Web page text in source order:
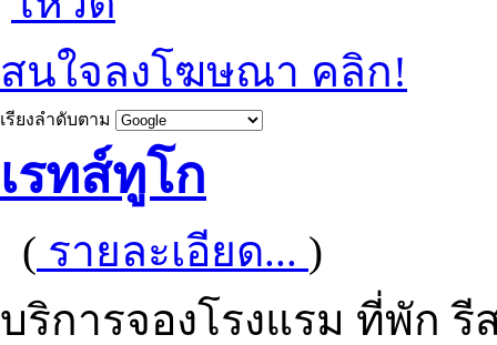
สนใจลงโฆษณา คลิก!
เรียงลำดับตาม
เรทส์ทูโก
( รายละเอียด... )
บริการจองโรงแรม ที่พัก